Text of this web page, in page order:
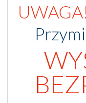
UWAGA!